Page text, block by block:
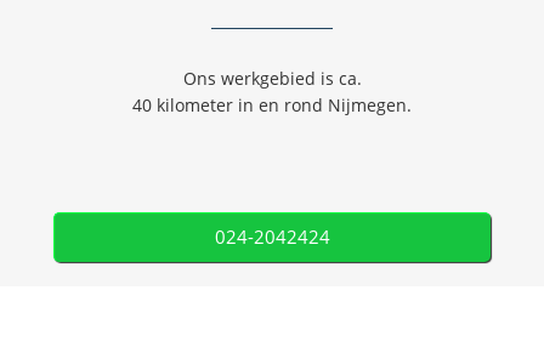
Ons werkgebied is ca.
40 kilometer in en rond Nijmegen.
024-2042424